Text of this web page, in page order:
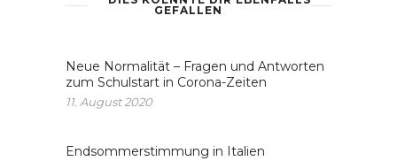
GEFALLEN
Neue Normalität – Fragen und Antworten
zum Schulstart in Corona-Zeiten
11. August 2020
Endsommerstimmung in Italien